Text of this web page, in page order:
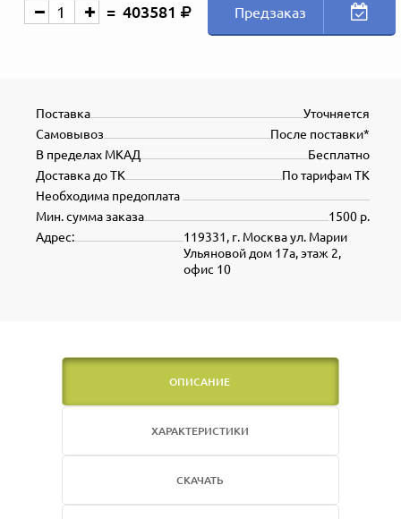
403581 Предзаказ
Уточняется
Поставка
После поставки*
Самовывоз
Бесплатно
В пределах МКАД
По тарифам ТК
Доставка до ТК
Необходима предоплата
1500 р.
Мин. сумма заказа
119331, г. Москва ул. Марии
Ульяновой дом 17а, этаж 2,
офис 10
Адрес:
ОПИСАНИЕ
ХАРАКТЕРИСТИКИ
СКАЧАТЬ